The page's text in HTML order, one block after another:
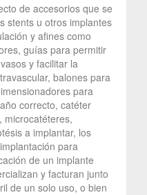
de accesorios que se
stents u otros implantes
y afines como
guías para permitir
y facilitar la
balones para
para
correcto, catéter
microcatéteres,
a implantar, los
para
de un implante
y facturan junto
de un solo uso, o bien